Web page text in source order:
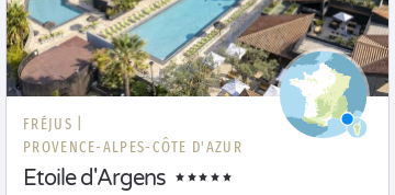
FRÉJUS |
PROVENCE-ALPES-CÔTE D'AZUR
Etoile d'Argens